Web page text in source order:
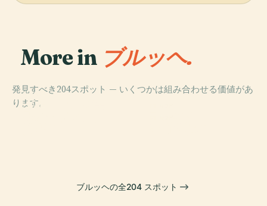
More in ブルッヘ.
発見すべき204スポット — いくつかは組み合わせる価値があ
ります。
PLACE
グルーニング美
PLACE
ブルッヘの全204 スポット